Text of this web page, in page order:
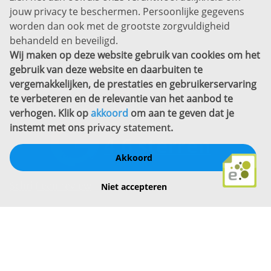
Sitemap
Copyright
Bekijk ook eens
jouw privacy te beschermen. Persoonlijke gegevens
worden dan ook met de grootste zorgvuldigheid
behandeld en beveiligd.
Wij maken op deze website gebruik van cookies om het
gebruik van deze website en daarbuiten te
vergemakkelijken, de prestaties en gebruikerservaring
te verbeteren en de relevantie van het aanbod te
verhogen. Klik opakkoord om aan te geven dat je
instemt met ons privacy statement.
Akkoord
Niet accepteren